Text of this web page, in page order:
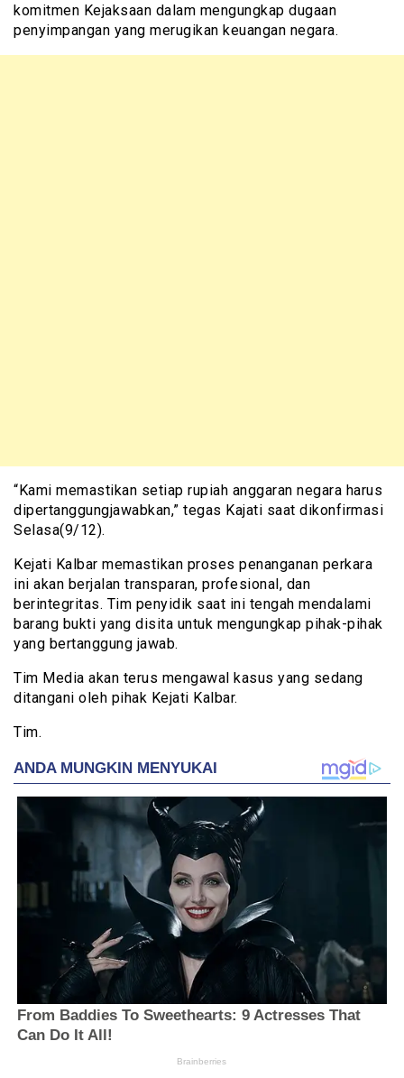
komitmen Kejaksaan dalam mengungkap dugaan
penyimpangan yang merugikan keuangan negara.
“Kami memastikan setiap rupiah anggaran negara harus
dipertanggungjawabkan,” tegas Kajati saat dikonfirmasi
Selasa(9/12).
Kejati Kalbar memastikan proses penanganan perkara
ini akan berjalan transparan, profesional, dan
berintegritas. Tim penyidik saat ini tengah mendalami
barang bukti yang disita untuk mengungkap pihak-pihak
yang bertanggung jawab.
Tim Media akan terus mengawal kasus yang sedang
ditangani oleh pihak Kejati Kalbar.
Tim.